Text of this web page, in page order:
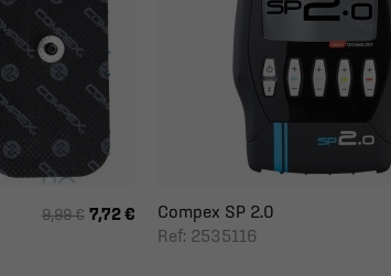
9,99 € 7,72 €
Compex SP 2.0
Ref: 2535116